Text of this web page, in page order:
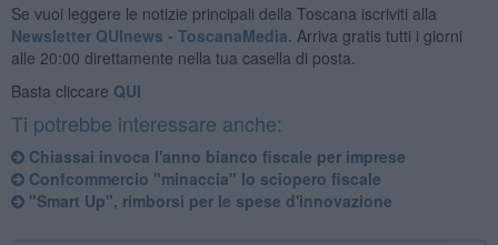
Se vuoi leggere le notizie principali della Toscana iscriviti alla
Newsletter QUInews - ToscanaMedia. Arriva gratis tutti i giorni
alle 20:00 direttamente nella tua casella di posta.
Basta cliccare QUI
Ti potrebbe interessare anche:
Chiassai invoca l'anno bianco fiscale per imprese
Confcommercio "minaccia" lo sciopero fiscale
"Smart Up", rimborsi per le spese d'innovazione